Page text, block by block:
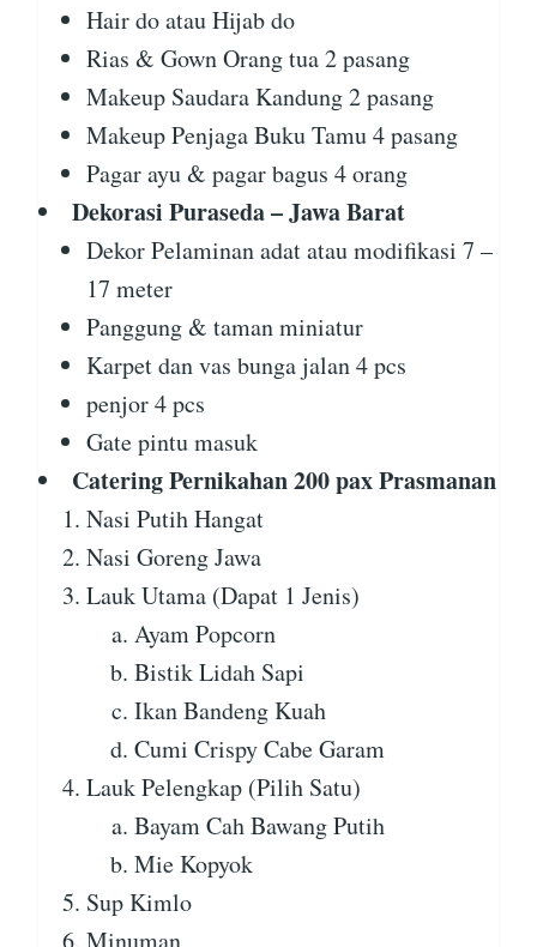
Hair do atau Hijab do
Rias & Gown Orang tua 2 pasang
Makeup Saudara Kandung 2 pasang
Makeup Penjaga Buku Tamu 4 pasang
Pagar ayu & pagar bagus 4 orang
Dekorasi Puraseda – Jawa Barat
Dekor Pelaminan adat atau modifikasi 7 –
17 meter
Panggung & taman miniatur
Karpet dan vas bunga jalan 4 pcs
penjor 4 pcs
Gate pintu masuk
Catering Pernikahan 200 pax Prasmanan
Nasi Putih Hangat
Nasi Goreng Jawa
Lauk Utama (Dapat 1 Jenis)
Ayam Popcorn
Bistik Lidah Sapi
Ikan Bandeng Kuah
Cumi Crispy Cabe Garam
Lauk Pelengkap (Pilih Satu)
Bayam Cah Bawang Putih
Mie Kopyok
Sup Kimlo